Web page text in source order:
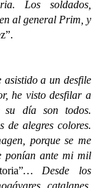
Los soldados,
al general Prim, y
a un desfile
he visto desfilar a
su día son todos.
de alegres colores.
porque se me
ponían ante mi mil
… Desde los
catalanes,